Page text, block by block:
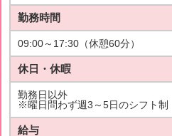
勤務時間
09:00～17:30（休憩60分）
休日・休暇
勤務日以外
※曜日問わず週3～5日のシフト制
給与